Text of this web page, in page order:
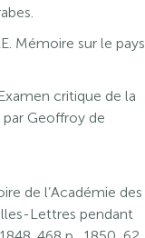
Mémoire sur le pays
critique de la
par Geoffroy de
de l’Académie des
Lettres pendant